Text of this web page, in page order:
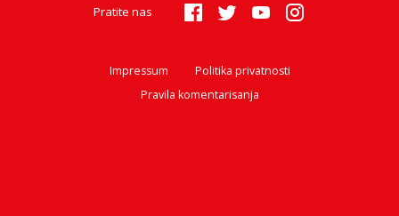
Pratite nas
Impressum
Politika privatnosti
Pravila komentarisanja